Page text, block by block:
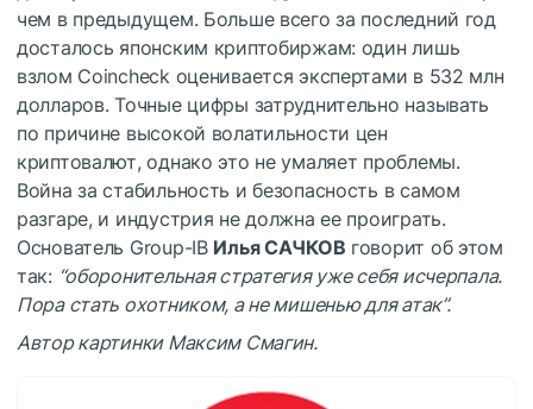
чем в предыдущем. Больше всего за последний год
досталось японским криптобиржам: один лишь
взлом Coincheck оценивается экспертами в 532 млн
долларов. Точные цифры затруднительно называть
по причине высокой волатильности цен
криптовалют, однако это не умаляет проблемы.
Война за стабильность и безопасность в самом
разгаре, и индустрия не должна ее проиграть.
Основатель Group-IB Илья САЧКОВ говорит об этом
так: “оборонительная стратегия уже себя исчерпала.
Пора стать охотником, а не мишенью для атак”.
Автор картинки Максим Смагин.